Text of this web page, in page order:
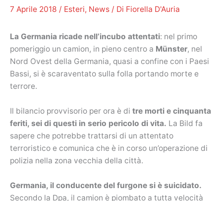
7 Aprile 2018 / Esteri, News / Di Fiorella D'Auria
La Germania ricade nell’incubo attentati: nel primo
pomeriggio un camion, in pieno centro a Münster, nel
Nord Ovest della Germania, quasi a confine con i Paesi
Bassi, si è scaraventato sulla folla portando morte e
terrore.
Il bilancio provvisorio per ora è di tre morti e cinquanta
feriti, sei di questi in serio pericolo di vita. La Bild fa
sapere che potrebbe trattarsi di un attentato
terroristico e comunica che è in corso un’operazione di
polizia nella zona vecchia della città.
Germania, il conducente del furgone si è suicidato.
Secondo la Dpa, il camion è piombato a tutta velocità